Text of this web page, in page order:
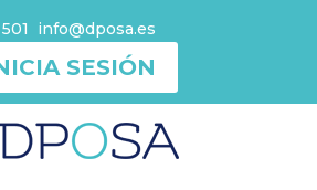
info@dposa.es
SESIÓN